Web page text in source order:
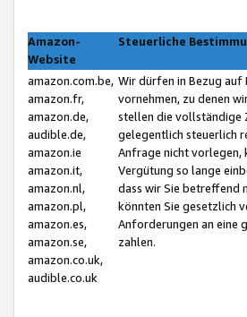
Amazon-
Website
Steuerliche
amazon.com.be,
amazon.fr,
amazon.de,
audible.de,
amazon.ie
amazon.it,
amazon.nl,
amazon.pl,
amazon.es,
amazon.se,
amazon.co.uk,
audible.co.uk
Wir dürfen in Bezug auf
vornehmen, zu denen
stellen die vollständige
gelegentlich steuerlich
Anfrage nicht vorlegen,
Vergütung so lange
dass wir Sie betreffend
könnten Sie gesetzlich
Anforderungen an eine
zahlen.